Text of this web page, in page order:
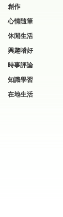
創作
心情隨筆
休閒生活
興趣嗜好
時事評論
知識學習
在地生活